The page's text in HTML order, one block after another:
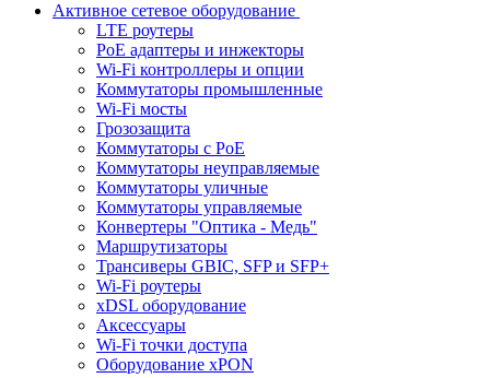
Активное сетевое оборудование
LTE роутеры
PoE адаптеры и инжекторы
Wi-Fi контроллеры и опции
Коммутаторы промышленные
Wi-Fi мосты
Грозозащита
Коммутаторы c PoE
Коммутаторы неуправляемые
Коммутаторы уличные
Коммутаторы управляемые
Конвертеры "Оптика - Медь"
Маршрутизаторы
Трансиверы GBIC, SFP и SFP+
Wi-Fi роутеры
xDSL оборудование
Аксессуары
Wi-Fi точки доступа
Оборудование хPON